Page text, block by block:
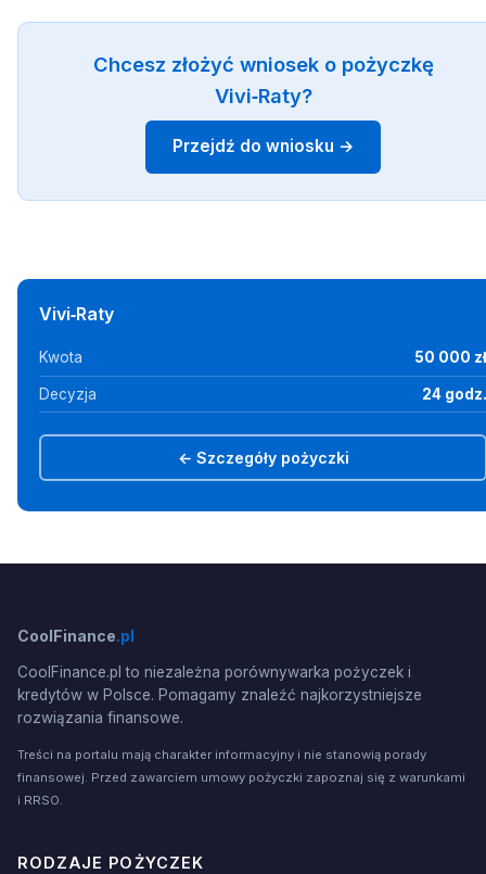
Chcesz złożyć wniosek o pożyczkę
Vivi‑Raty?
Przejdź do wniosku →
Vivi‑Raty
Kwota 50 000 zł
Decyzja 24 godz.
← Szczegóły pożyczki
CoolFinance.pl
CoolFinance.pl to niezależna porównywarka pożyczek i
kredytów w Polsce. Pomagamy znaleźć najkorzystniejsze
rozwiązania finansowe.
Treści na portalu mają charakter informacyjny i nie stanowią porady
finansowej. Przed zawarciem umowy pożyczki zapoznaj się z warunkami
i RRSO.
RODZAJE POŻYCZEK